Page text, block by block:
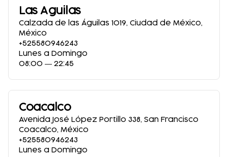
Las Aguilas
Calzada de las Águilas 1019, Ciudad de México,
México
+525580946243
Lunes a Domingo
08:00 ― 22:45
Coacalco
Avenida José López Portillo 338, San Francisco
Coacalco, México
+525580946243
Lunes a Domingo